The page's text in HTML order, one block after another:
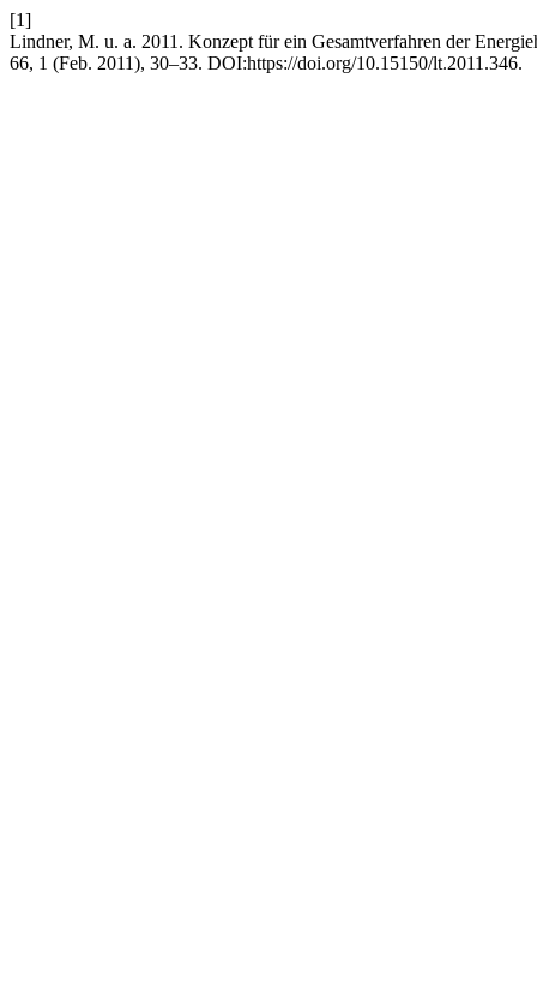
[1]
Lindner, M. u. a. 2011. Konzept für ein Gesamtverfahren der
66, 1 (Feb. 2011), 30–33. DOI:https://doi.org/10.15150/lt.2011.346.